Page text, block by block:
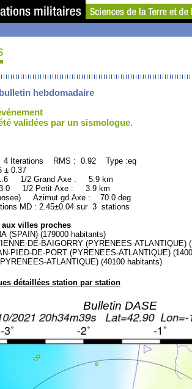
hebdomadaire
validées par un sismologue.
Iterations RMS : 0.92 Type :eq
± 0.37
1/2 Grand Axe : 5.9 km
1/2 Petit Axe : 3.9 km
Azimut gd Axe : 70.0 deg
MD : 2.45±0.04 sur 3 stations
villes proches
(SPAIN) (179000 habitants)
DE-BAIGORRY (PYRENEES-ATLANTIQUE)
PIED-DE-PORT (PYRENEES-ATLANTIQUE)
ATLANTIQUE) (40100 habitants)
détaillées station par station
Bulletin DASE